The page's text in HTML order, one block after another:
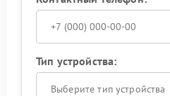
режиме ожидания, так и
Тип устройства:
Выберите тип устройства